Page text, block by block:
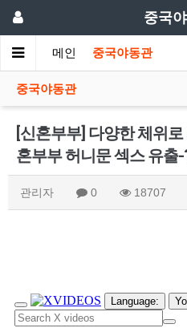
중국
메인 중국야동관
중국야동관
[신혼부부] 다양한 체위
혼부부 허니문 섹스 유출-
관리자 0 18707